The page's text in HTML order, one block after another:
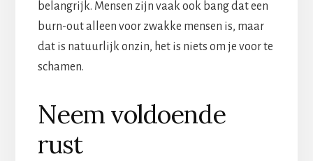
belangrijk. Mensen zijn vaak ook bang dat een
burn-out alleen voor zwakke mensen is, maar
dat is natuurlijk onzin, het is niets om je voor te
schamen.
Neem voldoende
rust